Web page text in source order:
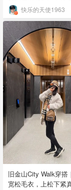
快乐的天使1963
旧金山City Walk穿搭
宽松毛衣，上松下紧